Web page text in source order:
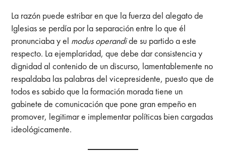
La razón puede estribar en que la fuerza del alegato de
Iglesias se perdía por la separación entre lo que él
pronunciaba y el modus operandide su partido a este
respecto. La ejemplaridad, que debe dar consistencia y
dignidad al contenido de un discurso, lamentablemente no
respaldaba las palabras del vicepresidente, puesto que de
todos es sabido que la formación morada tiene un
gabinete de comunicación que pone gran empeño en
promover, legitimar e implementar políticas bien cargadas
ideológicamente.